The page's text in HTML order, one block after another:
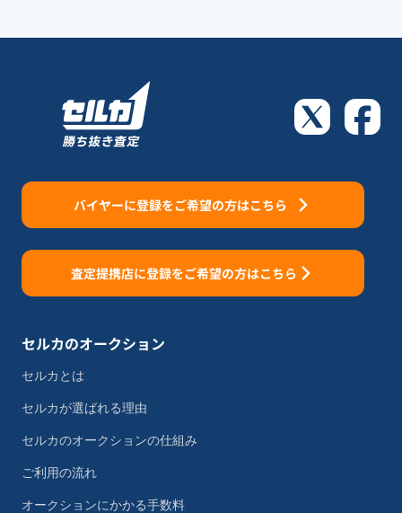
バイヤーに登録をご希望の方はこちら
査定提携店に登録をご希望の方はこちら
セルカのオークション
セルカとは
セルカが選ばれる理由
セルカのオークションの仕組み
ご利用の流れ
オークションにかかる手数料